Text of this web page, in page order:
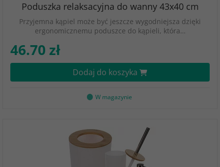
Poduszka relaksacyjna do wanny 43x40 cm
Przyjemna kąpiel może być jeszcze wygodniejsza dzięki
ergonomicznemu poduszce do kąpieli, która…
46.70 zł
Dodaj do koszyka
W magazynie